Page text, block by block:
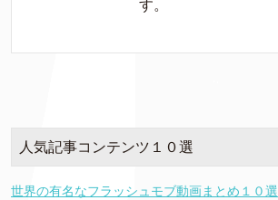
す。
人気記事コンテンツ１０選
世界の有名なフラッシュモブ動画まとめ１０選